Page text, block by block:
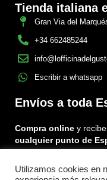
Tienda italiana
Gran Via del
+34 662485244
Escribir a whatsapp
Envíos a toda
Compra online y
cualquier punto de
Utilizamos cookies en